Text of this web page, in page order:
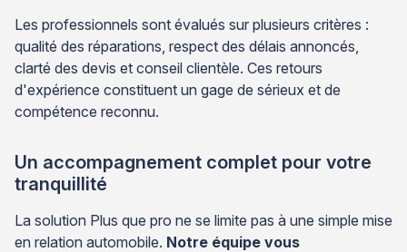
Les professionnels sont évalués sur plusieurs critères :
qualité des réparations, respect des délais annoncés,
clarté des devis et conseil clientèle. Ces retours
d'expérience constituent un gage de sérieux et de
compétence reconnu.
Un accompagnement complet pour votre
tranquillité
La solution Plus que pro ne se limite pas à une simple mise
en relation automobile. Notre équipe vous